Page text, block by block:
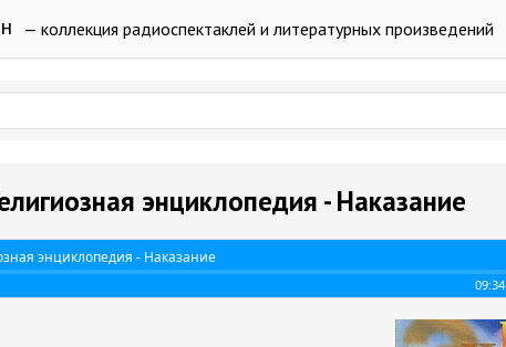
— коллекция радиоспектаклей и литературных произведений
энциклопедия - Наказание
энциклопедия - Наказание
09:34